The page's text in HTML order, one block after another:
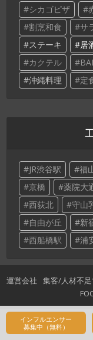
インフルエンサー
募集中（無料）
シカゴピザ
割烹和食
サ
ステーキ
居
カクテル
沖縄料理
定
JR渋谷駅 福
京橋
薬院大
西荻北
守山
自由が丘
新
西船橋駅
浦
運営会社
集客/人材不